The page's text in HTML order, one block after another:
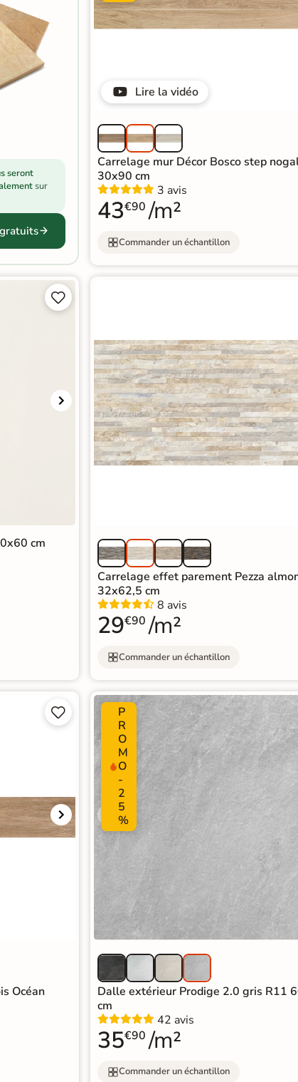
seront
sur
Lire la vidéo
Carrelage mur Décor Bosco step
30x90 cm
3 avis
43€90 /m²
Commander un échantillon


cm
Carrelage effet parement Pezza
32x62,5 cm
8 avis
29€90 /m²
Commander un échantillon


Océan
P
R
O
M
O
-
2
5
%
Dalle extérieur Prodige 2.0 gris R11
cm
42 avis
35€90 /m²
Commander un échantillon